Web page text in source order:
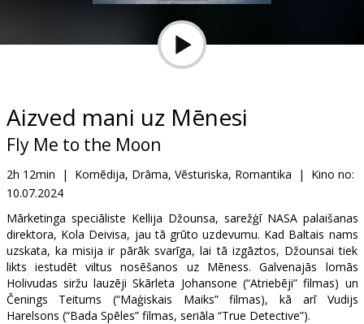
B2B
Kino
Klubs
Aizved mani uz Mēnesi
Fly Me to the Moon
2h 12min | Komēdija, Drāma, Vēsturiska, Romantika |
Kino no:
10.07.2024
Mārketinga speciāliste Kellija Džounsa, sarežģī NASA palaišanas
direktora, Kola Deivisa, jau tā grūto uzdevumu. Kad Baltais nams
uzskata, ka misija ir pārāk svarīga, lai tā izgāztos, Džounsai tiek
likts iestudēt viltus nosēšanos uz Mēness. Galvenajās lomās
Holivudas siržu lauzēji Skārleta Johansone (“Atriebēji” filmas) un
Čenings Teitums (“Maģiskais Maiks” filmas), kā arī Vudijs
Harelsons (“Bada Spēles” filmas, seriāla “True Detective”).